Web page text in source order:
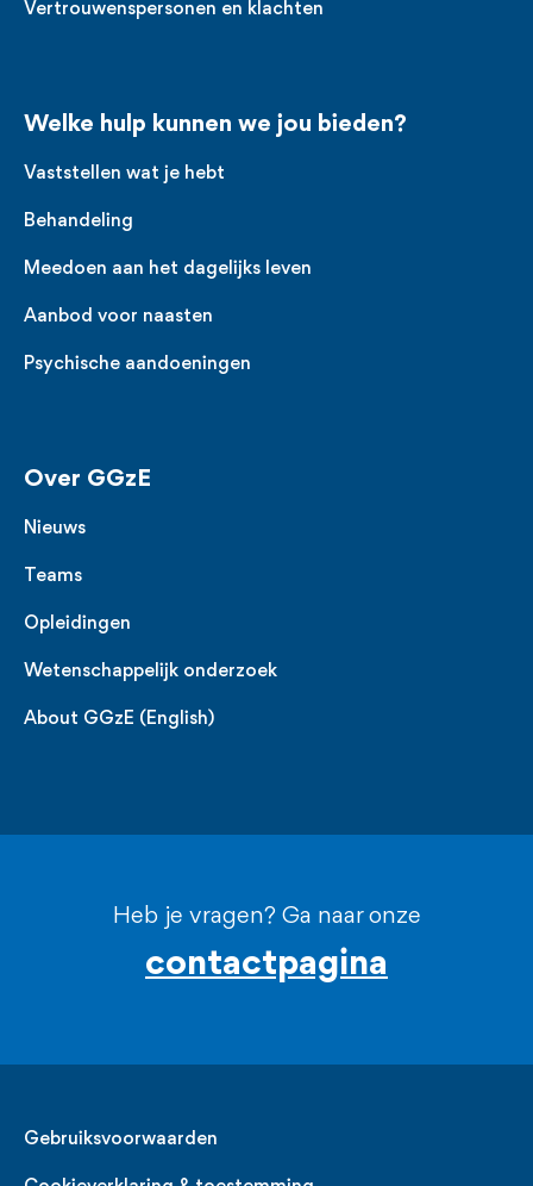
Vertrouwenspersonen en klachten
Welke hulp kunnen we jou bieden?
Vaststellen wat je hebt
Behandeling
Meedoen aan het dagelijks leven
Aanbod voor naasten
Psychische aandoeningen
Over GGzE
Nieuws
Teams
Opleidingen
Wetenschappelijk onderzoek
About GGzE (English)
Heb je vragen? Ga naar onze
contactpagina
Legal
Gebruiksvoorwaarden